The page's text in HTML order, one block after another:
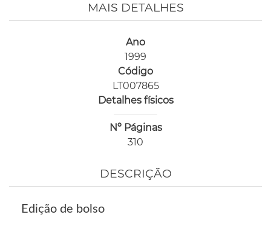
MAIS DETALHES
Ano
1999
Código
LT007865
Detalhes físicos
Nº Páginas
310
DESCRIÇÃO
Edição de bolso